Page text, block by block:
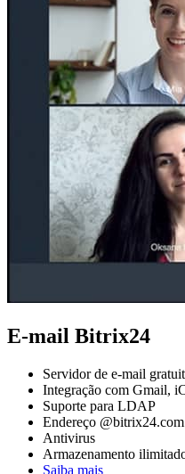
E-mail Bitrix24
Servidor de e-mail
Integração com Gmail,
Suporte para LDAP
Endereço
Antivirus
Armazenamento
Saiba mais